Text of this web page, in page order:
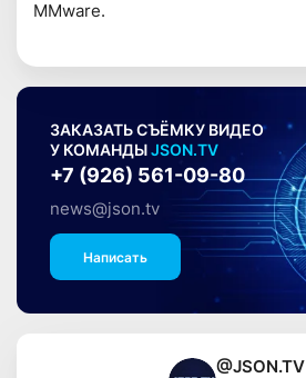
МMware.
ЗАКАЗАТЬ СЪЁМКУ ВИДЕО
У КОМАНДЫJSON.TV
+7 (926) 561-09-80
news@json.tv
Написать
@JSON.TV